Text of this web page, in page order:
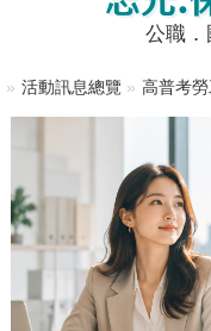
公職．
» 活動訊息總覽 » 高普考